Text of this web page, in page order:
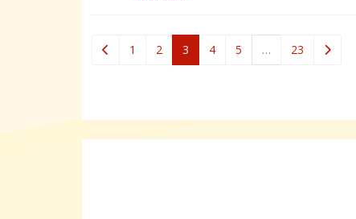
1 2 3 (current)
4 5 … 23